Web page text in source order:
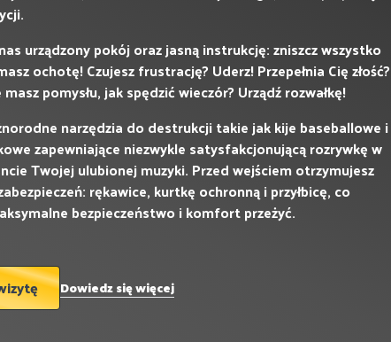
urządzony pokój oraz jasną instrukcję: zniszcz wszystko
ochotę! Czujesz frustrację? Uderz! Przepełnia Cię złość?
pomysłu, jak spędzić wieczór? Urządź rozwałkę!
narzędzia do destrukcji takie jak kije baseballowe i
zapewniające niezwykle satysfakcjonującą rozrywkę w
Twojej ulubionej muzyki. Przed wejściem otrzymujesz
rękawice, kurtkę ochronną i przyłbicę, co
bezpieczeństwo i komfort przeżyć.
Dowiedz się więcej